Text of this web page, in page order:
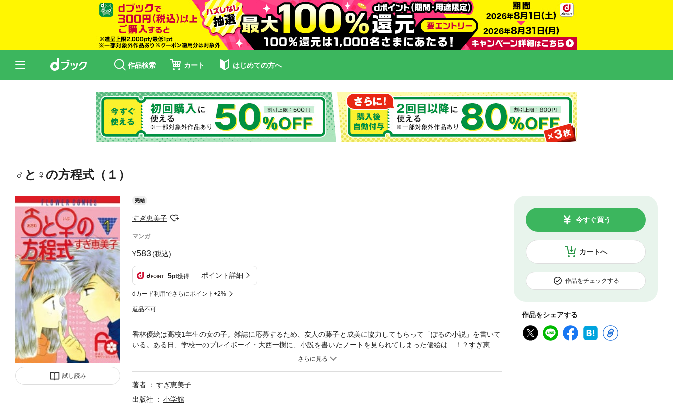
作品検索 カート はじめての方へ
♂と♀の方程式（１）
試し読み
完結
すぎ恵美子
マンガ
583(税込)
5pt獲得 ポイント詳細
dカード利用でさらにポイント+2%
返品不可
カートへ
今すぐ買う
作品をチェックする
作品をシェアする
香林優絵は高校1年生の女の子。雑誌に応募するため、友人の藤子と成美に協力してもらって「ぽるの小説」を書いて
いる。ある日、学校一のプレイボーイ・大西一樹に、小説を書いたノートを見られてしまった優絵は…！？すぎ恵美
著者
すぎ恵美子
出版社
小学館